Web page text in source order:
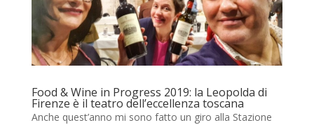
Food & Wine in Progress 2019: la Leopolda di
Firenze è il teatro dell’eccellenza toscana
Anche quest’anno mi sono fatto un giro alla Stazione